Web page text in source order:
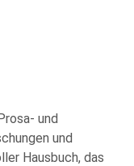
und
und
Hausbuch, das